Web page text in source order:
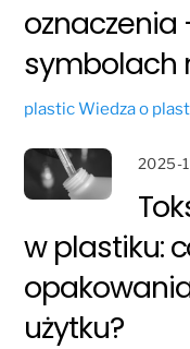
oznaczenia
symbolach
plasticWiedza o
2025-
w plastiku:
użytku?